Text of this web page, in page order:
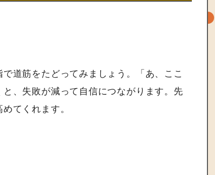
道筋をたどってみましょう。「あ、ここ
、失敗が減って自信につながります。先
てくれます。